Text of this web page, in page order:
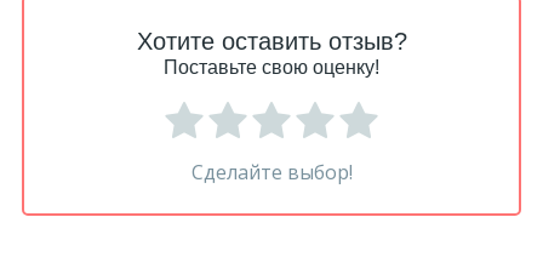
Хотите оставить отзыв?
Поставьте свою оценку!
Сделайте выбор!